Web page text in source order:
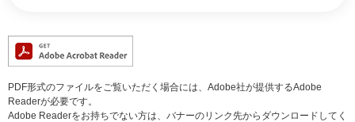
PDF形式のファイルをご覧いただく場合には、Adobe社が提供するAdobe
Readerが必要です。
Adobe Readerをお持ちでない方は、バナーのリンク先からダウンロードしてく